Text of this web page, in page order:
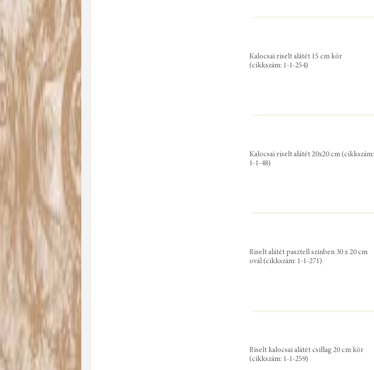
Kalocsai riselt alátét 15 cm kör
(cikkszám: 1-1-254)
Kalocsai riselt alátét 20x20 cm (cikkszám:
1-1-48)
Riselt alátét pasztell színben 30 x 20 cm
ovál (cikkszám: 1-1-271)
Riselt kalocsai alátét csillag 20 cm kör
(cikkszám: 1-1-259)